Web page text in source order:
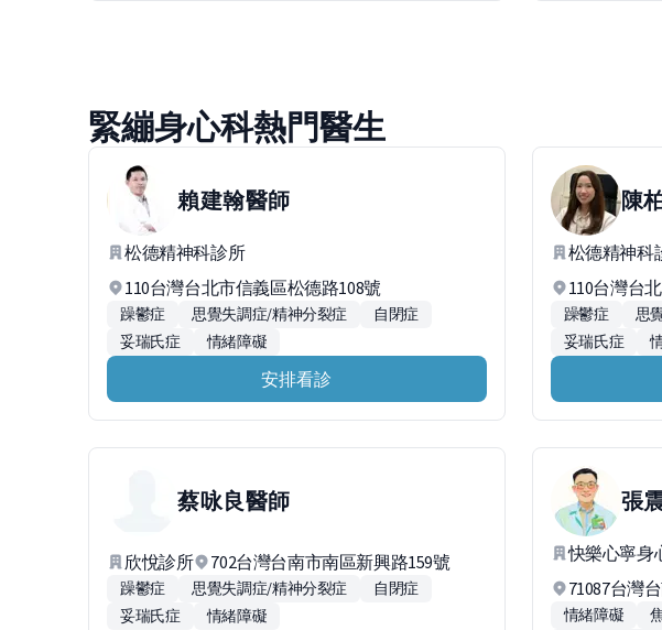
緊繃身心科熱門醫生
賴建翰醫師
松德精神科診所
110台灣台北市信義區松德路108號
躁鬱症 思覺失調症/精神分裂症
自閉症
妥瑞氏症
情緒障礙
安排看診
陳
松德精神科
110台灣台
躁鬱症 思
妥瑞氏症
蔡咏良醫師
欣悅診所 702台灣台南市南區新興路159號
躁鬱症 思覺失調症/精神分裂症
自閉症
妥瑞氏症
情緒障礙
張
快樂心寧身
71087台灣
情緒障礙